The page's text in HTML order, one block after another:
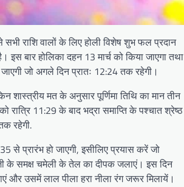
सभी राशि वालों के लिए होली विशेष शुभ फल प्रदान
इस बार होलिका दहन 13 मार्च को किया जाएगा तथा
जाएगी जो अगले दिन प्रातः 12:24 तक रहेगी।
शास्त्रीय मत के अनुसार पूर्णिमा तिथि का मान तीन
रात्रि 11:29 के बाद भद्रा समाप्ति के पश्चात श्रेष्ठ
रहेगी.
से प्रारंभ हो जाएगी, इसीलिए प्रयास करें जो
के समक्ष चमेली के तेल का दीपक जलाएं। इस दिन
और उसमें लाल पीला हरा नीला रंग जरूर मिलायें।